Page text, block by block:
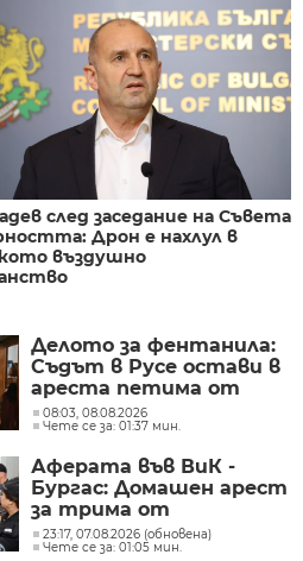
след заседание на Съвета
Дрон е нахлул в
въздушно
Делото за фентанила:
Съдът в Русе остави в
ареста петима от
задържаните
08:03, 08.08.2026
Чете се за: 01:37 мин.
Аферата във ВиК -
Бургас: Домашен арест
за трима от
обвиняемите
23:17, 07.08.2026 (обновена)
Чете се за: 01:05 мин.